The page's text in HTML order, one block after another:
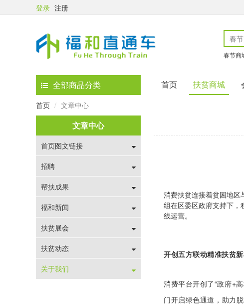
登录 注册
春节商
全部商品分类 首页 扶贫商城
首页 文章中心
文章中心
首页图文链接
招聘
帮扶成果
福和新闻
扶贫展会
扶贫动态
关于我们
消费扶贫连接着贫困地区
组在区委区政府支持下，
线运营。
开创五方联动精准扶贫
消费平台开创了“政府+
门开启绿色通道，助力